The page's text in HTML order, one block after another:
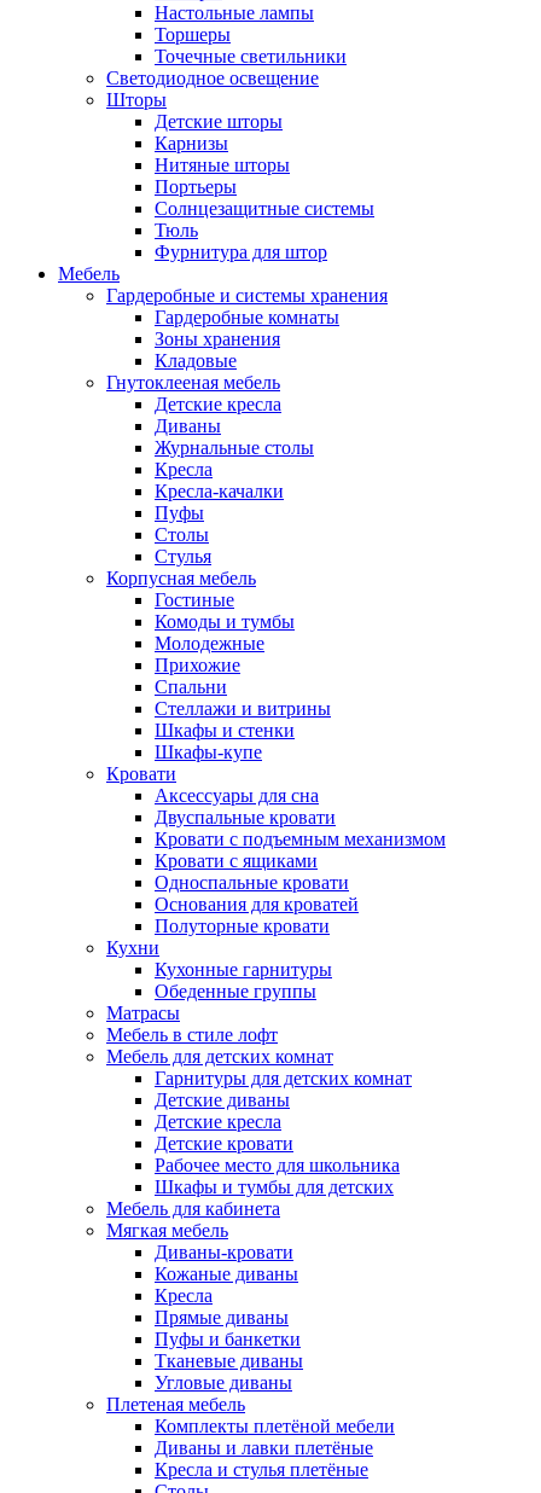
Настольные лампы
Торшеры
Точечные светильники
Светодиодное освещение
Шторы
Детские шторы
Карнизы
Нитяные шторы
Портьеры
Солнцезащитные системы
Тюль
Фурнитура для штор
Мебель
Гардеробные и системы хранения
Гардеробные комнаты
Зоны хранения
Кладовые
Гнутоклееная мебель
Детские кресла
Диваны
Журнальные столы
Кресла
Кресла-качалки
Пуфы
Столы
Стулья
Корпусная мебель
Гостиные
Комоды и тумбы
Молодежные
Прихожие
Спальни
Стеллажи и витрины
Шкафы и стенки
Шкафы-купе
Кровати
Аксессуары для сна
Двуспальные кровати
Кровати с подъемным механизмом
Кровати с ящиками
Односпальные кровати
Основания для кроватей
Полуторные кровати
Кухни
Кухонные гарнитуры
Обеденные группы
Матрасы
Мебель в стиле лофт
Мебель для детских комнат
Гарнитуры для детских комнат
Детские диваны
Детские кресла
Детские кровати
Рабочее место для школьника
Шкафы и тумбы для детских
Мебель для кабинета
Мягкая мебель
Диваны-кровати
Кожаные диваны
Кресла
Прямые диваны
Пуфы и банкетки
Тканевые диваны
Угловые диваны
Плетеная мебель
Комплекты плетёной мебели
Диваны и лавки плетёные
Кресла и стулья плетёные